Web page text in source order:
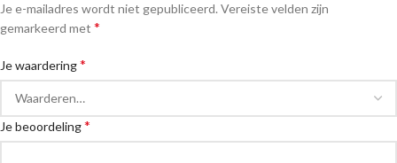
Je e-mailadres wordt niet gepubliceerd. Vereiste velden zijn
gemarkeerd met *
Je waardering*
Je beoordeling*